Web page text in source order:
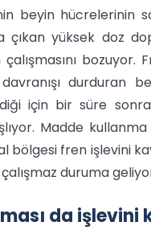
beyin hücrelerinin
çıkan yüksek doz
durduran
için bir süre
Madde kullanma
bölgesi fren işlevini
duruma
da işlevini